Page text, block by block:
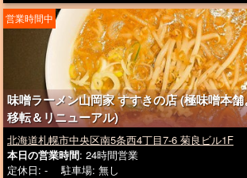
味噌ラーメン山岡家 すすきの店 (極味噌本
移転＆リニューアル)
営業時間中
北海道札幌市中央区南5条西4丁目7-6 菊良ビル1F
本日の営業時間: 24時間営業
定休日: - 駐車場: 無し